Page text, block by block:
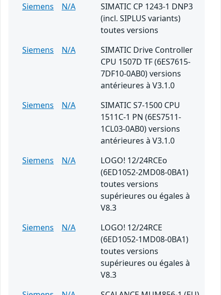
Siemens
N/A
SIMATIC CP 1243-1 DNP3
(incl. SIPLUS variants)
toutes versions
Siemens
N/A
SIMATIC Drive Controller
CPU 1507D TF (6ES7615-
7DF10-0AB0) versions
antérieures à V3.1.0
Siemens
N/A
SIMATIC S7-1500 CPU
1511C-1 PN (6ES7511-
1CL03-0AB0) versions
antérieures à V3.1.0
Siemens
N/A
LOGO! 12/24RCEo
(6ED1052-2MD08-0BA1)
toutes versions
supérieures ou égales à
V8.3
Siemens
N/A
LOGO! 12/24RCE
(6ED1052-1MD08-0BA1)
toutes versions
supérieures ou égales à
V8.3